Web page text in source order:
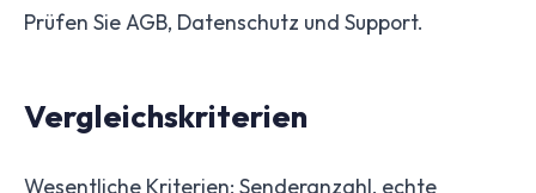
Prüfen Sie AGB, Datenschutz und Support.
Vergleichskriterien
Wesentliche Kriterien: Senderanzahl, echte